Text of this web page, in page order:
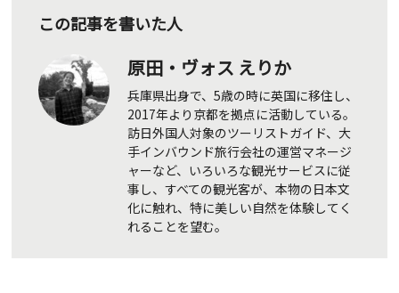
この記事を書いた人
原田・ヴォス えりか
兵庫県出身で、5歳の時に英国に移住し、
2017年より京都を拠点に活動している。
訪日外国人対象のツーリストガイド、大
手インバウンド旅行会社の運営マネージ
ャーなど、いろいろな観光サービスに従
事し、すべての観光客が、本物の日本文
化に触れ、特に美しい自然を体験してく
れることを望む。